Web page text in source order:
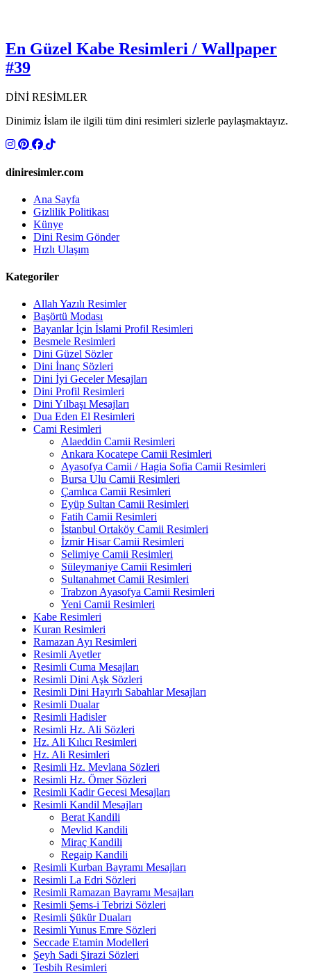
En Güzel Kabe Resimleri / Wallpaper
#39
DİNİ RESİMLER
Dinimiz İslam ile ilgili tüm dini resimleri sizlerle paylaşmaktayız.
diniresimler.com
Ana Sayfa
Gizlilik Politikası
Künye
Dini Resim Gönder
Hızlı Ulaşım
Kategoriler
Allah Yazılı Resimler
Başörtü Modası
Bayanlar İçin İslami Profil Resimleri
Besmele Resimleri
Dini Güzel Sözler
Dini İnanç Sözleri
Dini İyi Geceler Mesajları
Dini Profil Resimleri
Dini Yılbaşı Mesajları
Dua Eden El Resimleri
Cami Resimleri
Alaeddin Camii Resimleri
Ankara Kocatepe Camii Resimleri
Ayasofya Camii / Hagia Sofia Camii Resimleri
Bursa Ulu Camii Resimleri
Çamlıca Camii Resimleri
Eyüp Sultan Camii Resimleri
Fatih Camii Resimleri
İstanbul Ortaköy Camii Resimleri
İzmir Hisar Camii Resimleri
Selimiye Camii Resimleri
Süleymaniye Camii Resimleri
Sultanahmet Camii Resimleri
Trabzon Ayasofya Camii Resimleri
Yeni Camii Resimleri
Kabe Resimleri
Kuran Resimleri
Ramazan Ayı Resimleri
Resimli Ayetler
Resimli Cuma Mesajları
Resimli Dini Aşk Sözleri
Resimli Dini Hayırlı Sabahlar Mesajları
Resimli Dualar
Resimli Hadisler
Resimli Hz. Ali Sözleri
Hz. Ali Kılıcı Resimleri
Hz. Ali Resimleri
Resimli Hz. Mevlana Sözleri
Resimli Hz. Ömer Sözleri
Resimli Kadir Gecesi Mesajları
Resimli Kandil Mesajları
Berat Kandili
Mevlid Kandili
Miraç Kandili
Regaip Kandili
Resimli Kurban Bayramı Mesajları
Resimli La Edri Sözleri
Resimli Ramazan Bayramı Mesajları
Resimli Şems-i Tebrizi Sözleri
Resimli Şükür Duaları
Resimli Yunus Emre Sözleri
Seccade Etamin Modelleri
Şeyh Sadi Şirazi Sözleri
Tesbih Resimleri